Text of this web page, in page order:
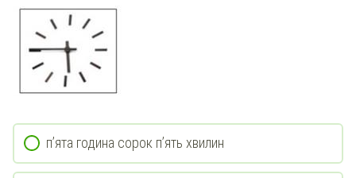
п’ята година сорок п’ять хвилин